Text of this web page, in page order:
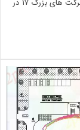
دانلود نقشه باغ شخصیمحوطه سازی جزئیات ساختمان شرکت های بزرگ 17 در